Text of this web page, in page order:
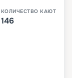
КОЛИЧЕСТВО КАЮТ
146